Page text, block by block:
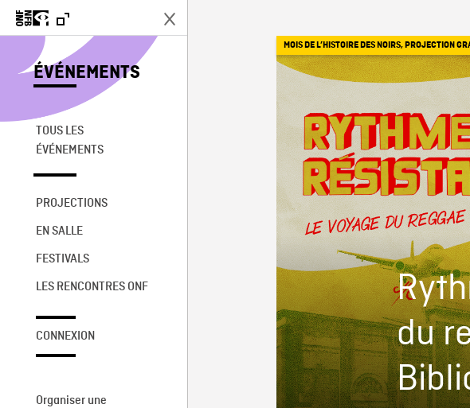
ÉVÉNEMENTS
TOUS LES
ÉVÉNEMENTS
PROJECTIONS
EN SALLE
FESTIVALS
LES RENCONTRES ONF
CONNEXION
Organiser une
du
MOIS DE L’HISTOIRE DES NOIRS, PROJECTION